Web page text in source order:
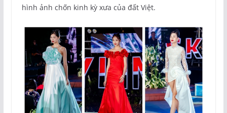
hình ảnh chốn kinh kỳ xưa của đất Việt.